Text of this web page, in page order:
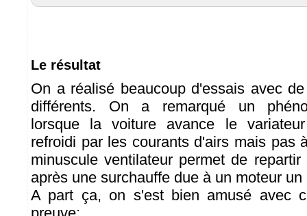
Le résultat
On a réalisé beaucoup d'essais avec
différents. On a remarqué un
lorsque la voiture avance le
refroidi par les courants d'airs mais pas
minuscule ventilateur permet de
après une surchauffe due à un moteur
A part ça, on s'est bien amusé avec